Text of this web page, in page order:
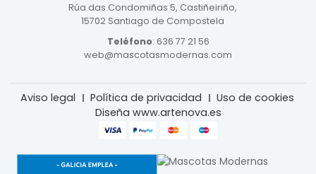
Rúa das Condomiñas 5, Castiñeiriño,
15702 Santiago de Compostela
Teléfono: 636 77 21 56
web@mascotasmodernas.com
Aviso legal Política de privacidad
Uso de cookies
Diseña www.artenova.es